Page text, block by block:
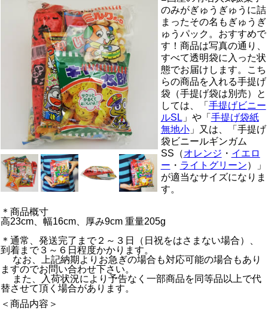
のみがぎゅうぎゅうに詰
まったその名もぎゅうぎ
ゅうパック。おすすめで
す！商品は写真の通り、
すべて透明袋に入った状
態でお届けします。こち
らの商品を入れる手提げ
袋（手提げ袋は別売）と
しては、「 手提げビニー
ルSL 」や「 手提げ袋紙
無地小」又は、「手提げ
袋ビニールギンガム
SS（オレンジ ・ イエロ
ー ・ ライトグリーン）」
が適当なサイズになりま
す。
＊商品概寸
高23cm、幅16cm、厚み9cm 重量205g
＊通常、発送完了まで２～３日（日祝をはさまない場合）、
到着まで３～６日程度かかります。
なお、上記納期よりお急ぎの場合も対応可能の場合もあり
ますのでお問い合わせ下さい。
また、入荷状況により予告なく一部商品を同等品以上で代
替させて頂く場合があります。
＜商品内容＞